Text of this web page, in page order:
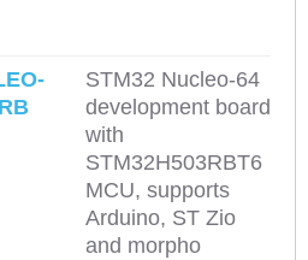
STM32 Nucleo-64
development board
with
STM32H503RBT6
MCU, supports
Arduino, ST Zio
and morpho